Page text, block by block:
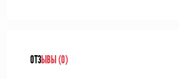
ОТЗЫВЫ (0)